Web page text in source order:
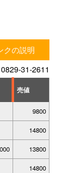
クの説明
31-2611
売値
9800
14800
13800
14800